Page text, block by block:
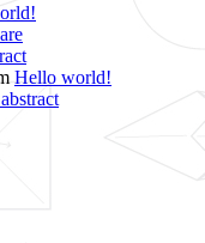
Hello world!